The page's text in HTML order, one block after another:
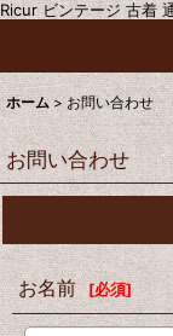
Ricur ビンテージ 古着
ホーム > お問い合わせ
お問い合わせ
お名前 [必須]